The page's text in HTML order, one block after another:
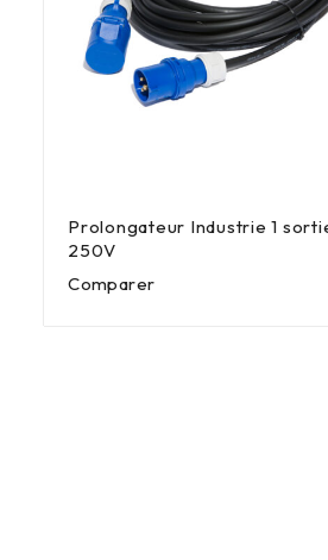
Prolongateur Industrie 1
250V
Comparer